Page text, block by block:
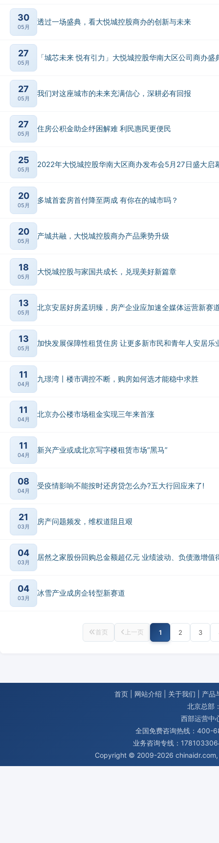
30
05月
透过一场盛典，看大悦城控股商办的创新与未来
27
05月
「城芯未来 悦有引力」大悦城控股华南大区公司商办盛
27
05月
我们对这座城市的未来充满信心，深耕必有回报
27
05月
住房公积金助企纾困解难 利民惠民更便民
25
05月
2022年大悦城控股华南大区商办发布会5月27日盛大启
20
05月
多城首套房首付降至两成 有你在的城市吗？
20
05月
产城共融，大悦城控股商办产品乘势升级
18
05月
大悦城控股与家国共成长，兑现美好新篇章
13
05月
北京安居好房孟玥臻，房产企业应加速全媒体运营新赛
13
05月
加快发展保障性租赁住房 让更多新市民和青年人安居乐
11
04月
九璟湾丨楼市调控不断，购房如何选才能稳中求胜
11
04月
北京办公楼市场租金实现三年来首涨
11
04月
新兴产业或成北京写字楼租赁市场“黑马”
08
04月
受疫情影响不能按时还房贷怎么办?五大行回应来了!
21
03月
房产问题频发，维权道阻且艰
04
03月
居然之家股份回购总金额超亿元 业绩波动、负债激增值
04
03月
冰雪产业成房企转型新赛道
首页 上一页 1 2 3
首页 网站介绍 关于我们
产品
北京总部
西部运营中
全国免费咨询热线：400-
业务咨询专线：
Copyright © 2009-2026 chinaidr.com